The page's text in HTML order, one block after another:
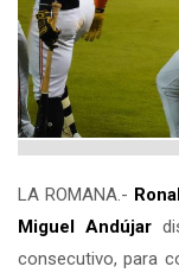
LA ROMANA.-
Miguel Andújar
consecutivo, para